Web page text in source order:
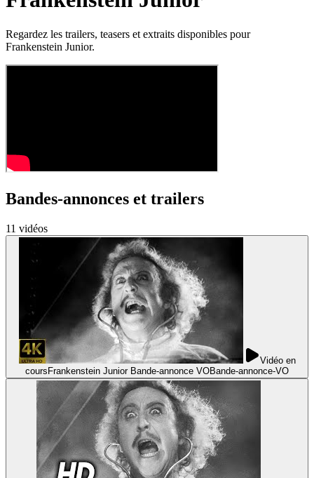
Regardez les trailers, teasers et extraits disponibles pour
Frankenstein Junior.
Bandes-annonces et trailers
11 vidéos
Vidéo en
coursFrankenstein Junior Bande-annonce VOBande-annonce-VO